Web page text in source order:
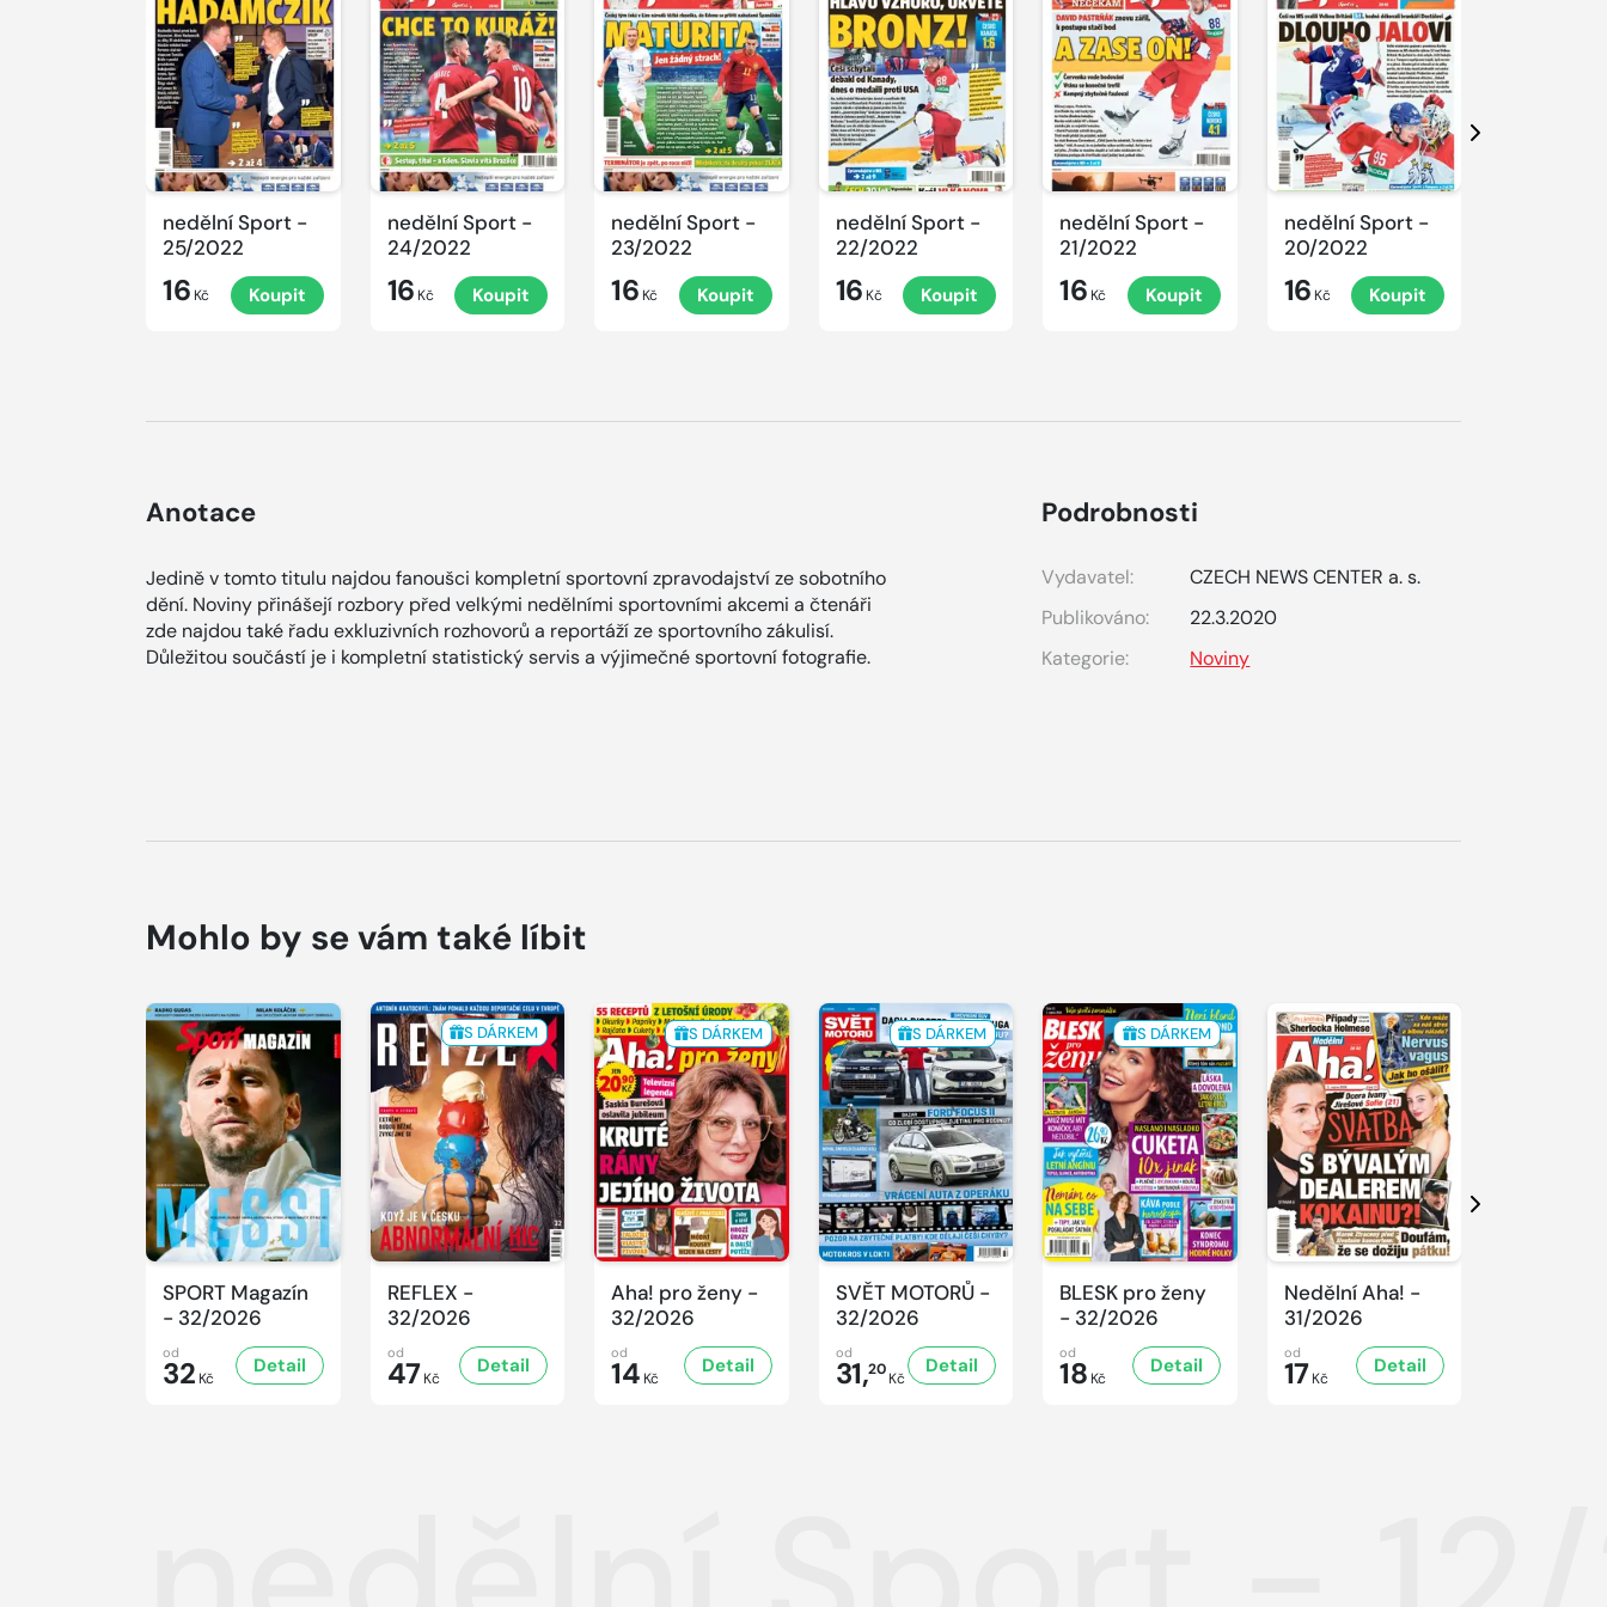
nedělní Sport -
25/2022
16 Kč Koupit
nedělní Sport -
24/2022
16 Kč Koupit
nedělní Sport -
23/2022
16 Kč Koupit
nedělní Sport -
22/2022
16 Kč Koupit
nedělní Sport -
21/2022
16 Kč Koupit
nedělní Sport -
20/2022
16 Kč Koupit
Další
Anotace
Jedině v tomto titulu najdou fanoušci kompletní sportovní zpravodajství ze sobotního
dění. Noviny přinášejí rozbory před velkými nedělními sportovními akcemi a čtenáři
zde najdou také řadu exkluzivních rozhovorů a reportáží ze sportovního zákulisí.
Důležitou součástí je i kompletní statistický servis a výjimečné sportovní fotografie.
Podrobnosti
Vydavatel:
CZECH NEWS CENTER a. s.
Publikováno:
22.3.2020
Kategorie:
Noviny
Mohlo by se vám také líbit
SPORT Magazín
- 32/2026
od
32 Kč
Detail
S DÁRKEM
REFLEX -
32/2026
od
47 Kč
Detail
S DÁRKEM
Aha! pro ženy -
32/2026
od
14 Kč
Detail
S DÁRKEM
SVĚT MOTORŮ -
32/2026
od
31,20Kč
Detail
S DÁRKEM
BLESK pro ženy
- 32/2026
od
18 Kč
Detail
Nedělní Aha! -
31/2026
od
17 Kč
Detail
Další